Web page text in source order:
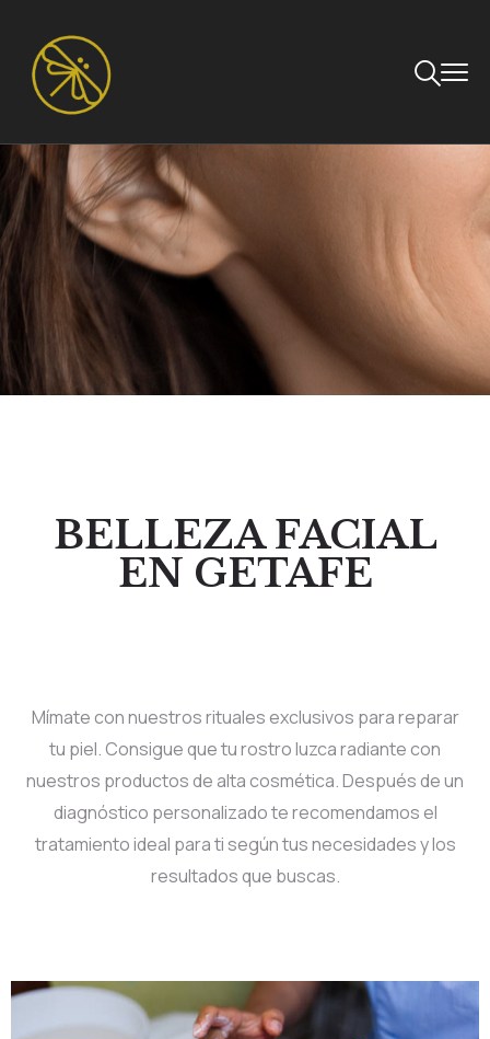
BELLEZA FACIAL
EN GETAFE
Mímate con nuestros rituales exclusivos para reparar
tu piel. Consigue que tu rostro luzca radiante con
nuestros productos de alta cosmética. Después de un
diagnóstico personalizado te recomendamos el
tratamiento ideal para ti según tus necesidades y los
resultados que buscas.